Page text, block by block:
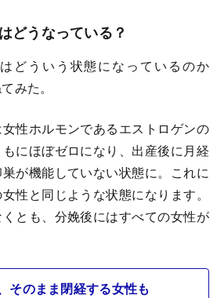
どうなっている？
どういう状態になっているのか
みた。
女性ホルモンであるエストロゲンの
にほぼゼロになり、出産後に月経
が機能していない状態に。これに
性と同じような状態になります。
とも、分娩後にはすべての女性が
そのまま閉経する女性も